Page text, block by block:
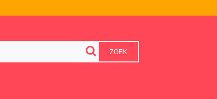
ZOEK